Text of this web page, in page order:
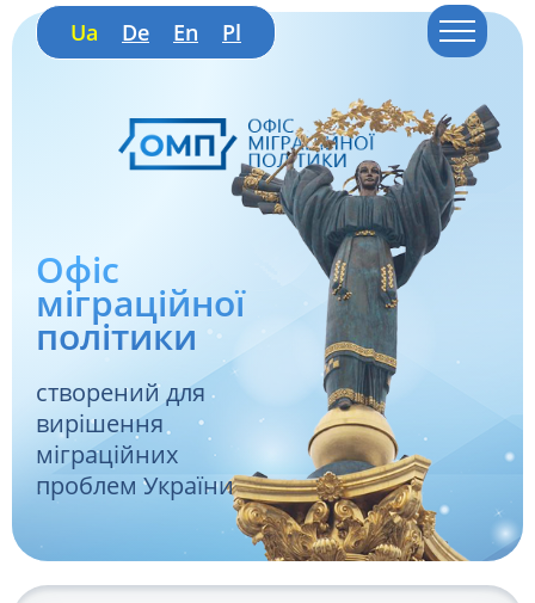
Ua De En Pl
Офіс
міграційної
політики
створений для
вирішення
міграційних
проблем України